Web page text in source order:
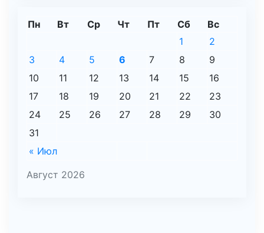
Август 2026
Пн Вт Ср Чт Пт Сб Вс
« Июл
1
2
3
4 5 6 7 8
9
10
11 12 13 14 15
16
17
18 19 20 21 22
23
24
25 26 27 28 29
30
31